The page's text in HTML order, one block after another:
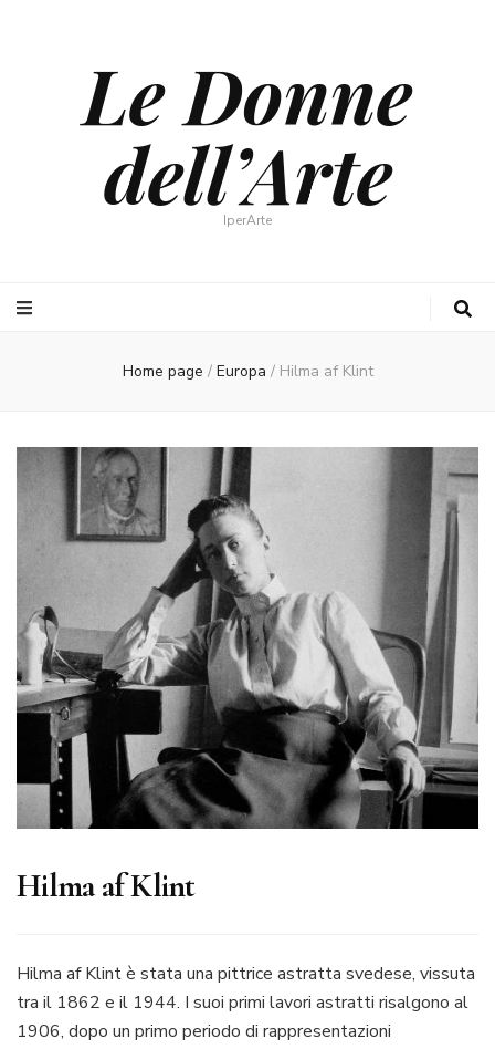
Le Donne
dell’Arte
IperArte
Home page / Europa / Hilma af Klint
Hilma af Klint
Hilma af Klint è stata una pittrice astratta svedese, vissuta
tra il 1862 e il 1944. I suoi primi lavori astratti risalgono al
1906, dopo un primo periodo di rappresentazioni